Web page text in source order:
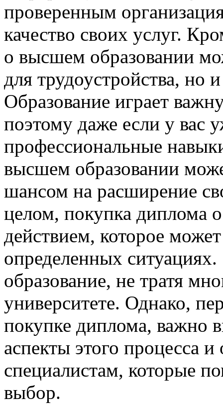
проверенным
качество своих услуг.
о высшем образовании
для трудоустройства, но
Образование играет
поэтому даже если у вас
профессиональные
высшем образовании
шансом на расширение
целом, покупка диплома
действием, которое
определенных
образование, не тратя
университете. Однако,
покупке диплома, важно
аспекты этого процесса
специалистам, которые
выбор.